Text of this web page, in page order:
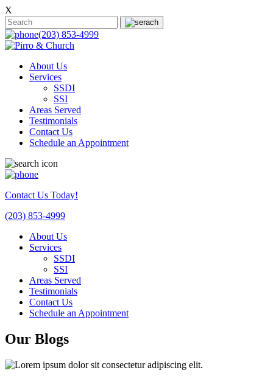
X
(203) 853-4999
About Us
Services
SSDI
SSI
Areas Served
Testimonials
Contact Us
Schedule an Appointment
Contact Us Today!
(203) 853-4999
About Us
Services
SSDI
SSI
Areas Served
Testimonials
Contact Us
Schedule an Appointment
Our Blogs